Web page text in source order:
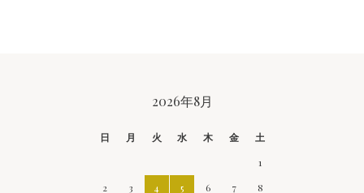
2026年8月
日 月 火 水 木 金
土
1
2
3 4 5 6 7
8